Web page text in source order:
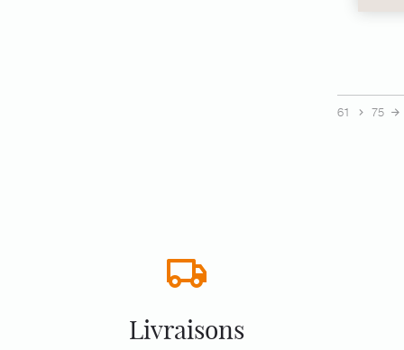
61 75
Livraisons